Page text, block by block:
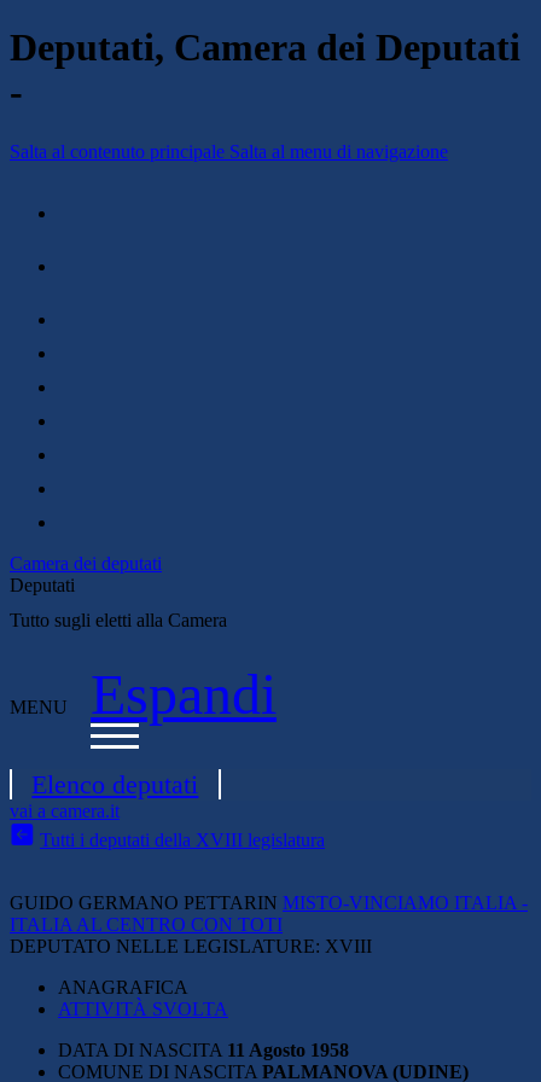
Deputati, Camera dei Deputati
-
Salta al contenuto principale Salta al menu di navigazione
Camera dei deputati
Deputati
Tutto sugli eletti alla Camera
MENU Espandi
Elenco deputati
vai a camera.it
Tutti i deputati della XVIII legislatura
GUIDO GERMANO PETTARIN MISTO-VINCIAMO ITALIA -
ITALIA AL CENTRO CON TOTI
DEPUTATO NELLE LEGISLATURE: XVIII
ANAGRAFICA
ATTIVITÀ SVOLTA
DATA DI NASCITA 11 Agosto 1958
COMUNE DI NASCITA PALMANOVA (UDINE)